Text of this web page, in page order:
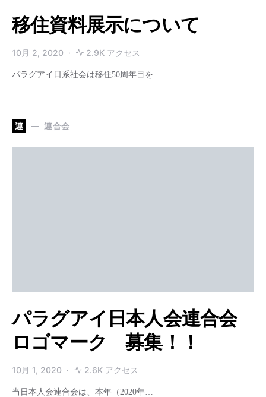
移住資料展示について
10月 2, 2020 2.9K アクセス
パラグアイ日系社会は移住50周年目を…
連 連合会
パラグアイ日本人会連合会
ロゴマーク 募集！！
10月 1, 2020 2.6K アクセス
当日本人会連合会は、本年（2020年…